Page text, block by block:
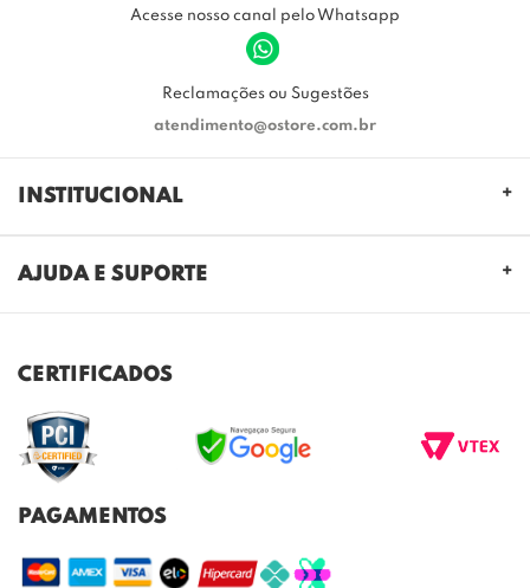
Acesse nosso canal pelo Whatsapp
Reclamações ou Sugestões
atendimento@ostore.com.br
INSTITUCIONAL
REGULAMENTO CASHBACK
AJUDA E SUPORTE
TROCAS E DEVOLUÇÕES
ENVIO E ENTREGA
DÚVIDAS FREQUENTES
CERTIFICADOS
PAGAMENTOS